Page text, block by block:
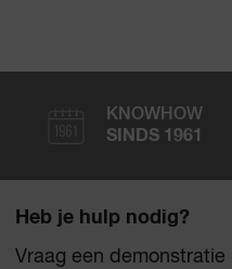
KNOWHOW
SINDS 1961
Heb je hulp nodig?
Vraag een demonstratie